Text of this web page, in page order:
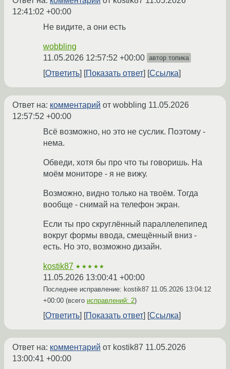
12:41:02 +00:00
Не видите, а они есть
wobbling
11.05.2026 12:57:52 +00:00 автор топика
Ответить Показать ответ Ссылка
Ответ на: комментарий от wobbling 11.05.2026
12:57:52 +00:00
Всё возможно, но это не суслик. Поэтому -
нема.
Обведи, хотя бы про что ты говоришь. На
моём мониторе - я не вижу.
Возможно, видно только на твоём. Тогда
вообще - снимай на телефон экран.
Если ты про скруглённый параллелепипед
вокруг формы ввода, смещённый вниз -
есть. Но это, возможно дизайн.
kostik87 ★★★★★
11.05.2026 13:00:41 +00:00
Последнее исправление: kostik87 11.05.2026 13:04:12
+00:00 (всего исправлений: 2)
Ответить Показать ответ Ссылка
Ответ на: комментарий от kostik87 11.05.2026
13:00:41 +00:00